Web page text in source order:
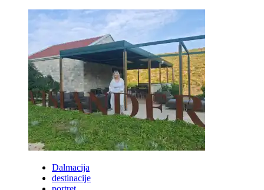
Dalmacija
destinacije